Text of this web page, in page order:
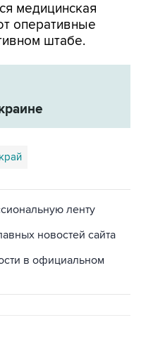
медицинская
оперативные
штабе.
ленту
новостей сайта
в официальном